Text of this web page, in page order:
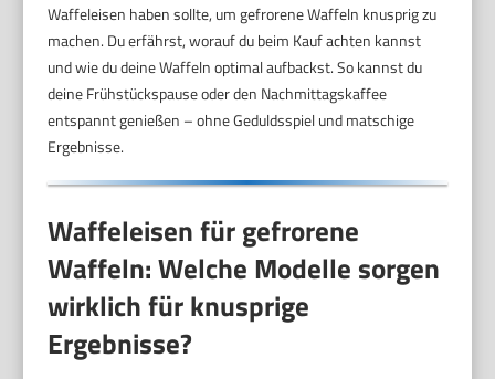
Waffeleisen haben sollte, um gefrorene Waffeln knusprig zu
machen. Du erfährst, worauf du beim Kauf achten kannst
und wie du deine Waffeln optimal aufbackst. So kannst du
deine Frühstückspause oder den Nachmittagskaffee
entspannt genießen – ohne Geduldsspiel und matschige
Ergebnisse.
Waffeleisen für gefrorene
Waffeln: Welche Modelle sorgen
wirklich für knusprige
Ergebnisse?